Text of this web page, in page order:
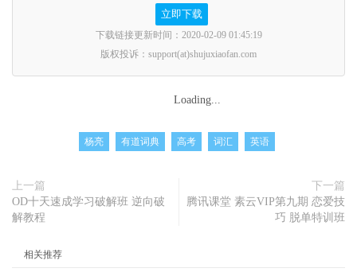
立即下载
下载链接更新时间：2020-02-09 01:45:19
版权投诉：support(at)shujuxiaofan.com
Loading...
杨亮 有道词典 高考 词汇 英语
上一篇
OD十天速成学习破解班 逆向破
解教程
下一篇
腾讯课堂 素云VIP第九期 恋爱技
巧 脱单特训班
相关推荐